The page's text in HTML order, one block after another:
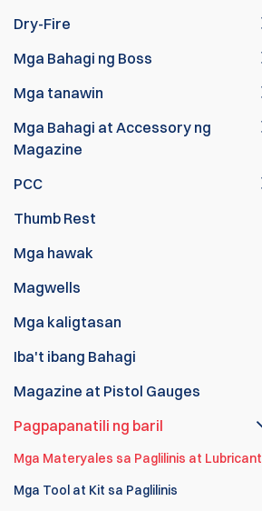
Dry-Fire
Mga Bahagi ng Boss
Mga tanawin
Mga Bahagi at Accessory ng
Magazine
PCC
Thumb Rest
Mga hawak
Magwells
Mga kaligtasan
Iba't ibang Bahagi
Magazine at Pistol Gauges
Pagpapanatili ng baril
Mga Materyales sa Paglilinis at Lubricant
Mga Tool at Kit sa Paglilinis